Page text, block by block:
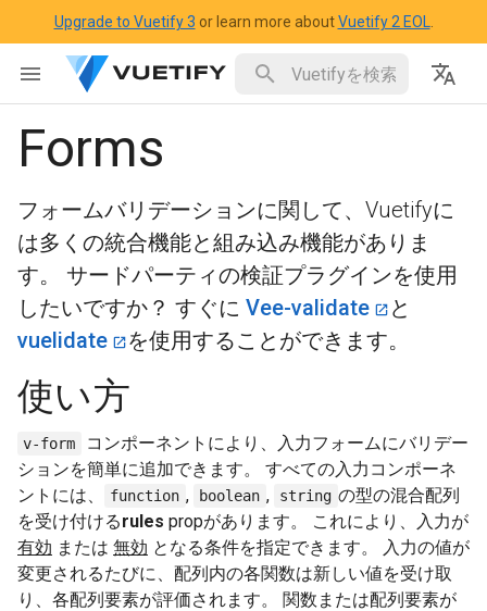
Upgrade to Vuetify 3 or learn more aboutVuetify 2 EOL
Forms
フォームバリデーションに関して、Vuetifyに
は多くの統合機能と組み込み機能がありま
す。 サードパーティの検証プラグインを使用
したいですか？ すぐに Vee-validate
と
vuelidate
を使用することができます。
使い方
v-form
コンポーネントにより、入力フォームにバリデー
ションを簡単に追加できます。 すべての入力コンポーネ
ントには、
function , boolean , string の型の混合配列
を受け付けるrules propがあります。 これにより、入力が
有効 または 無効 となる条件を指定できます。 入力の値が
変更されるたびに、配列内の各関数は新しい値を受け取
り、各配列要素が評価されます。 関数または配列要素が